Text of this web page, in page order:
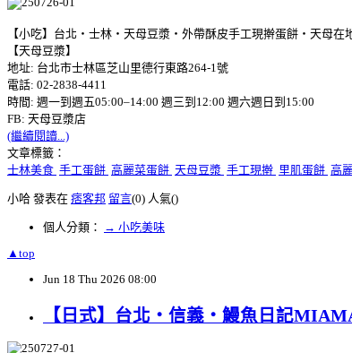
【小吃】台北‧士林‧天母豆漿‧外帶酥皮手工現擀蛋餅‧天母在
【天母豆漿】
地址: 台北市士林區芝山里德行東路264-1號
電話: 02-2838-4411
時間: 週一到週五05:00–14:00 週三到12:00 週六週日到15:00
FB: 天母豆漿店
(繼續閱讀...)
文章標籤：
士林美食 手工蛋餅 高麗菜蛋餅 天母豆漿 手工現擀 里肌蛋餅 高
小哈 發表在 痞客邦 留言(0) 人氣()
個人分類：
→ 小吃美味
▲top
Jun 18 Thu 2026 08:00
【日式】台北‧信義‧鰻魚日記